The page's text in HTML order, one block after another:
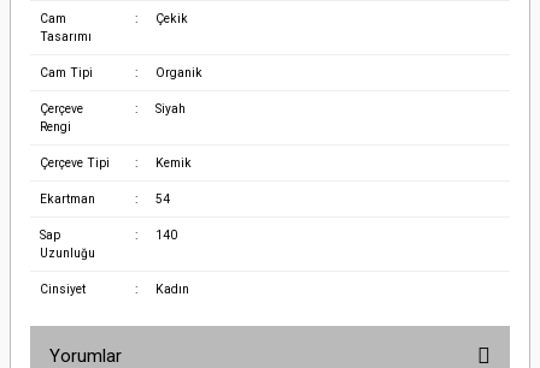
Cam
Tasarımı
: Çekik
Cam Tipi : Organik
Çerçeve
Rengi
: Siyah
Çerçeve Tipi : Kemik
Ekartman : 54
Sap
Uzunluğu
: 140
Cinsiyet : Kadın
Yorumlar